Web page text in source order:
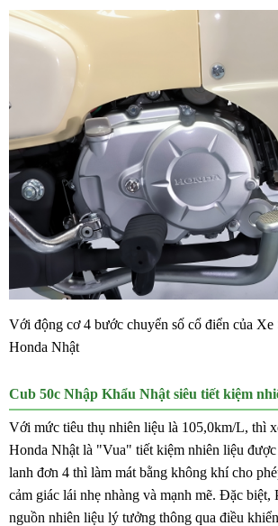
Với động cơ 4 bước chuyển số cổ điển của Xe
Honda Nhật
Cub 50c Nhập Khẩu Nhật siêu tiết kiệm
Với mức tiêu thụ nhiên liệu là 105,0km/L, thì
Honda Nhật là "Vua" tiết kiệm nhiên liệu
lanh đơn 4 thì làm mát bằng không khí cho
cảm giác lái nhẹ nhàng và mạnh mẽ. Đặc biệt,
nguồn nhiên liệu lý tưởng thông qua điều